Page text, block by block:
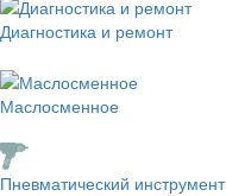
Диагностика и ремонт
Маслосменное
Пневматический инструмент